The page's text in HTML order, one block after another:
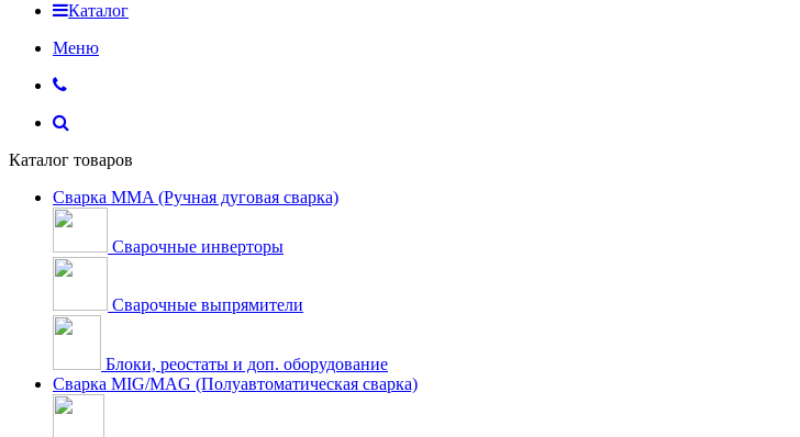
Каталог
Меню
Каталог товаров
Сварка MMA (Ручная дуговая сварка)
Сварочные инверторы
Сварочные выпрямители
Блоки, реостаты и доп. оборудование
Сварка MIG/MAG (Полуавтоматическая сварка)